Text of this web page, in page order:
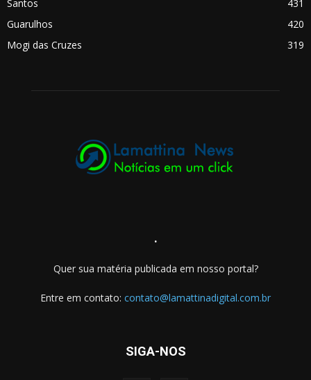
Santos
431
Guarulhos
420
Mogi das Cruzes
319
.
Quer sua matéria publicada em nosso portal?
Entre em contato: contato@lamattinadigital.com.br
SIGA-NOS